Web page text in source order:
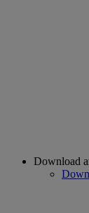
Download